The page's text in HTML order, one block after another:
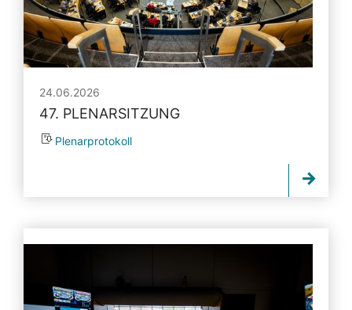
24.06.2026
47. PLENARSITZUNG
Plenarprotokoll